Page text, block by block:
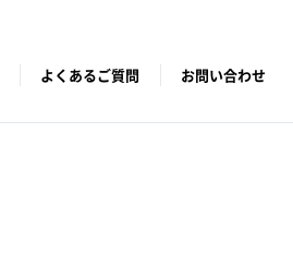
よくあるご質問 お問い合わせ